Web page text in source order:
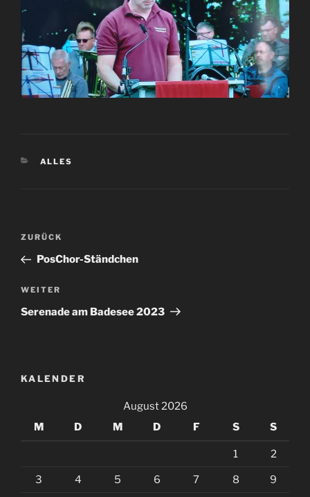
KATEGORIEN
ALLES
Beitragsnavigation
Vorheriger
Beitrag
ZURÜCK
PosChor-Ständchen
Nächster
Beitrag
WEITER
Serenade am Badesee 2023
KALENDER
August 2026
M
D M D F S S
1 2
3 4 5 6 7 8 9